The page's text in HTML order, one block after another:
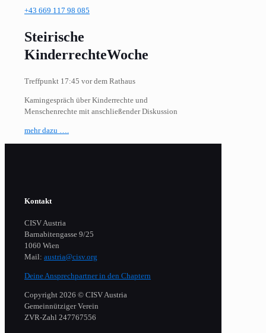
+43 669 117 98 085
Steirische
KinderrechteWoche
Treffpunkt 17:45 vor dem Rathaus
Kamingespräch über Kinderrechte und
Menschenrechte mit anschließender Diskussion
mehr dazu ….
Kontakt
CISV Austria
Barnabitengasse 9/25
1060 Wien
Mail: austria@cisv.org
Deine Ansprechpartner in den Chaptern
Copyright 2026 © CISV Austria
Gemeinnütziger Verein
​ZVR-Zahl 247767556